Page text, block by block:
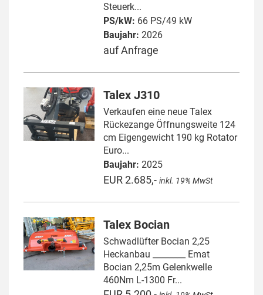
Steuerk...
PS/kW: 66 PS/49 kW
Baujahr: 2026
auf Anfrage
Talex J310
Verkaufen eine neue Talex
Rückezange Öffnungsweite 124
cm Eigengewicht 190 kg Rotator
Euro...
Baujahr: 2025
EUR 2.685,- inkl. 19% MwSt
Talex Bocian
Schwadlüfter Bocian 2,25
Heckanbau ________ Emat
Bocian 2,25m Gelenkwelle
460Nm L-1300 Fr...